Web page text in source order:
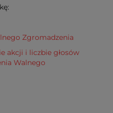
Zgromadzenia
akcji i liczbie głosów
Walnego